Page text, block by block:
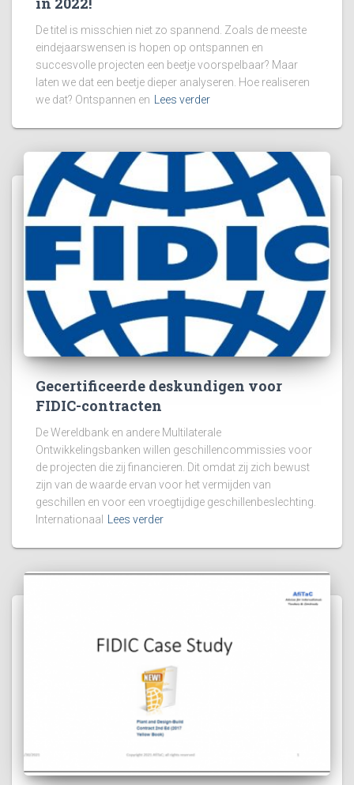
De titel is misschien niet zo spannend. Zoals de meeste
eindejaarswensen is hopen op ontspannen en
succesvolle projecten een beetje voorspelbaar? Maar
laten we dat een beetje dieper analyseren. Hoe realiseren
we dat? Ontspannen en
Lees verder
Gecertificeerde deskundigen voor
FIDIC-contracten
De Wereldbank en andere Multilaterale
Ontwikkelingsbanken willen geschillencommissies voor
de projecten die zij financieren. Dit omdat zij zich bewust
zijn van de waarde ervan voor het vermijden van
geschillen en voor een vroegtijdige geschillenbeslechting.
Internationaal
Lees verder